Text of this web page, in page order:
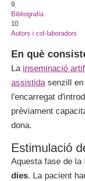
9.
Bibliografia
10.
Autors i col·laboradors
En què
La inseminació
assistidasenzill en
l'encarregat
prèviament
dona.
Estimulació
Aquesta fase de la
dies. La pacient